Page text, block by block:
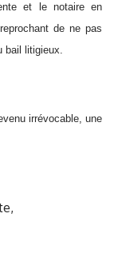
et le notaire en
de ne pas
bail litigieux.
irrévocable, une